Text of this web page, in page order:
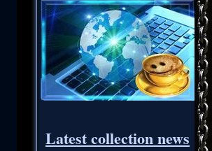
Latest collection news